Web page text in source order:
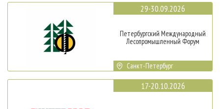
29-30.09.2026
Петербургский Международный
Лесопромышленный Форум
Санкт-Петербург
17-20.10.2026